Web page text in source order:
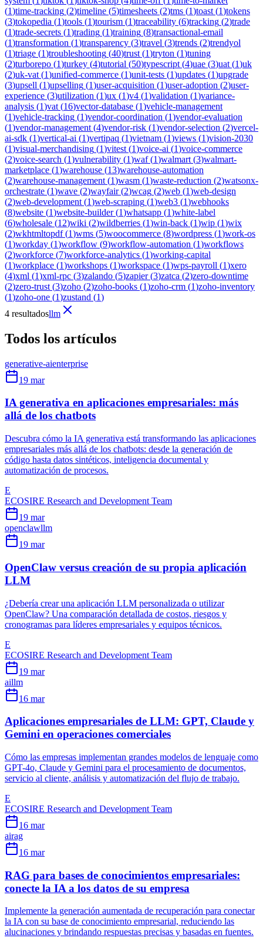
(1)time-tracking (2)timeline (5)timesheets (2)tms (1)toast (1)tokens
(3)tokopedia (1)tools (1)tourism (1)traceability (6)tracking (2)trade
(1)trade-secrets (1)trading (1)training (8)transactional-email
(1)transformation (1)transparency (3)travel (3)trends (2)trendyol
(1)triage (1)troubleshooting (40)trust (1)tryton (1)tuning
(2)turborepo (1)turkey (4)tutorial (50)typescript (4)uae (3)uat (1)uk
(2)uk-vat (1)unified-commerce (1)unit-tests (1)updates (1)upgrade
(3)upsell (1)upselling (1)user-acquisition (1)user-adoption (2)user-
experience (3)utilization (1)ux (1)v4 (1)validation (1)variance-
analysis (1)vat (16)vector-database (1)vehicle-management
(1)vehicle-tracking (1)vendor-coordination (1)vendor-evaluation
(1)vendor-management (4)vendor-risk (1)vendor-selection (2)vercel-
ai-sdk (1)vertical-ai (1)vertipaq (1)vietnam (1)views (1)vision-2030
(1)visual-merchandising (1)vitest (1)voice-ai (1)voice-commerce
(2)voice-search (1)vulnerability (1)waf(1)walmart (3)walmart-
marketplace (1)warehouse (13)warehouse-automation
(2)warehouse-management (1)wasm (1)waste-reduction (2)watsonx-
orchestrate (1)wave (2)wayfair(2)wcag (2)web (1)web-design
(2)web-development (1)web-scraping (1)web3 (1)webhooks
(8)website (1)website-builder(1)whatsapp (1)white-label
(6)wholesale (12)wiki (2)wildberries (1)win-back (1)wip (1)wix
(2)wkhtmltopdf(1)wms (5)woocommerce (8)wordpress (1)work-os
(1)workday (1)workflow (9)workflow-automation (1)workflows
(2)workforce (7)workforce-analytics (1)working-capital
(1)workplace (1)workshops (1)workspace (1)wps-payroll (1)xero
(4)xml (1)xml-rpc (3)zalando (5)zapier(3)zatca (2)zero-downtime
(2)zero-trust (3)zoho (2)zoho-books (1)zoho-crm (1)zoho-inventory
(1)zoho-one (1)zustand (1)
4 resultadosllm
Todos los artículos
generative-aienterprise
19 mar
IA generativa en aplicaciones empresariales: más
allá de los chatbots
Descubra cómo la IA generativa está transformando las aplicaciones
empresariales más allá de los chatbots: desde la generación de
código hasta datos sintéticos, inteligencia documental y
automatización de procesos.
E
ECOSIRE Research and Development Team
19 mar
openclawllm
19 mar
OpenClaw versus creación de su propia aplicación
LLM
¿Debería crear una aplicación LLM personalizada o utilizar
OpenClaw? Una comparación detallada de costos, riesgos y
cronogramas para líderes empresariales y equipos técnicos.
E
ECOSIRE Research and Development Team
19 mar
aillm
16 mar
Aplicaciones empresariales de LLM: GPT, Claude y
Gemini en operaciones comerciales
Cómo las empresas implementan grandes modelos de lenguaje como
GPT-4o, Claude y Gemini para el procesamiento de documentos,
servicio al cliente, análisis y automatización del flujo de trabajo.
E
ECOSIRE Research and Development Team
16 mar
airag
16 mar
RAG para bases de conocimientos empresariales:
conecte la IA a los datos de su empresa
Implemente la generación aumentada de recuperación para conectar
la IA con su base de conocimiento empresarial, reduciendo las
alucinaciones y brindando respuestas precisas y basadas en fuentes.